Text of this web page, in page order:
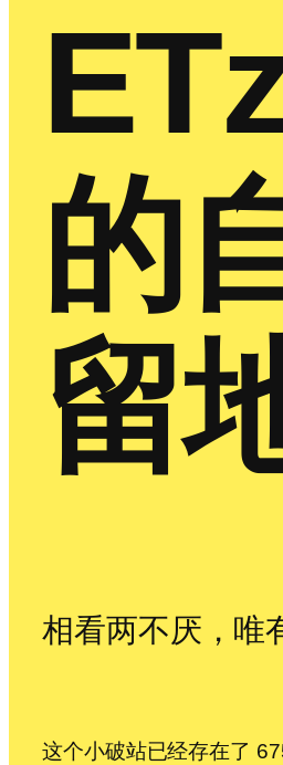
的
留
相看两不厌，唯
这个小破站已经存在了